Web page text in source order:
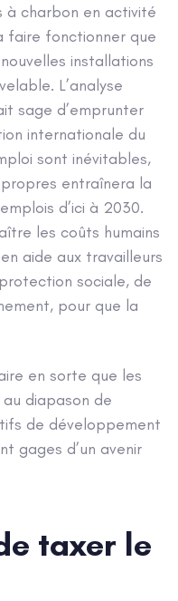
à charbon en activité
faire fonctionner que
installations
L’analyse
sage d’emprunter
internationale du
sont inévitables,
entraînera la
d’ici à 2030.
les coûts humains
aide aux travailleurs
sociale, de
pour que la
en sorte que les
diapason de
de développement
gages d’un avenir
taxer le